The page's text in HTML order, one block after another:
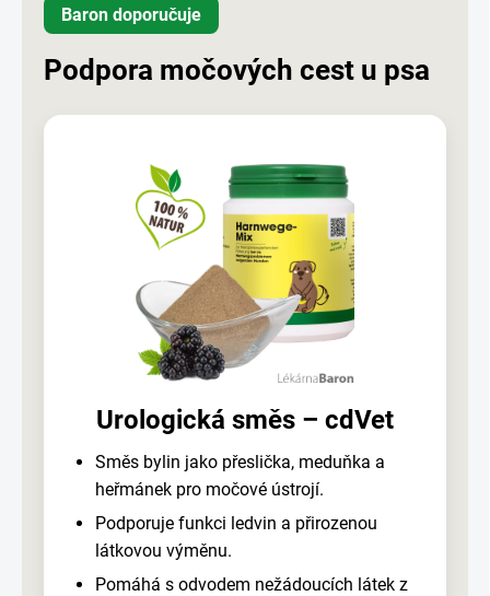
Baron doporučuje
Podpora močových cest u psa
Urologická směs – cdVet
Směs bylin jako přeslička, meduňka a
heřmánek pro močové ústrojí.
Podporuje funkci ledvin a přirozenou
látkovou výměnu.
Pomáhá s odvodem nežádoucích látek z